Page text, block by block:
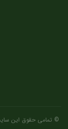
© تمامی حقوق این